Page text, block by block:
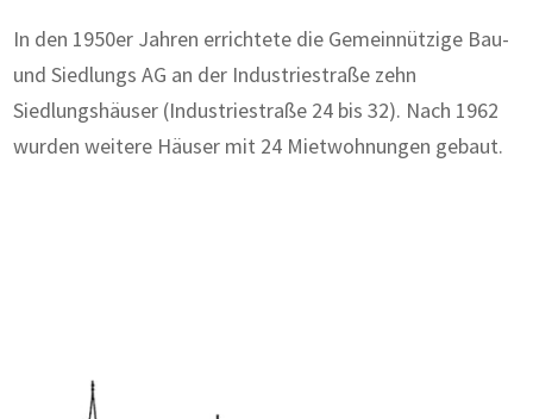
In den 1950er Jahren errichtete die Gemeinnützige Bau-
und Siedlungs AG an der Industriestraße zehn
Siedlungshäuser (Industriestraße 24 bis 32). Nach 1962
wurden weitere Häuser mit 24 Mietwohnungen gebaut.